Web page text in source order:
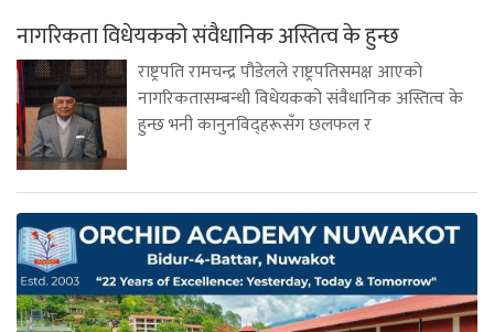
नागरिकता विधेयकको संवैधानिक अस्तित्व के हुन्छ
राष्ट्रपति रामचन्द्र पौडेलले राष्ट्रपतिसमक्ष आएको
नागरिकतासम्बन्धी विधेयकको संवैधानिक अस्तित्व के
हुन्छ भनी कानुनविद्हरूसँग छलफल र